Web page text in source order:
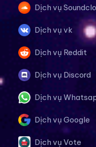
Dịch vụ
Dịch vụ vk
Dịch vụ Reddit
Dịch vụ Discord
Dịch vụ
Dịch vụ Google
Dịch vụ Vote